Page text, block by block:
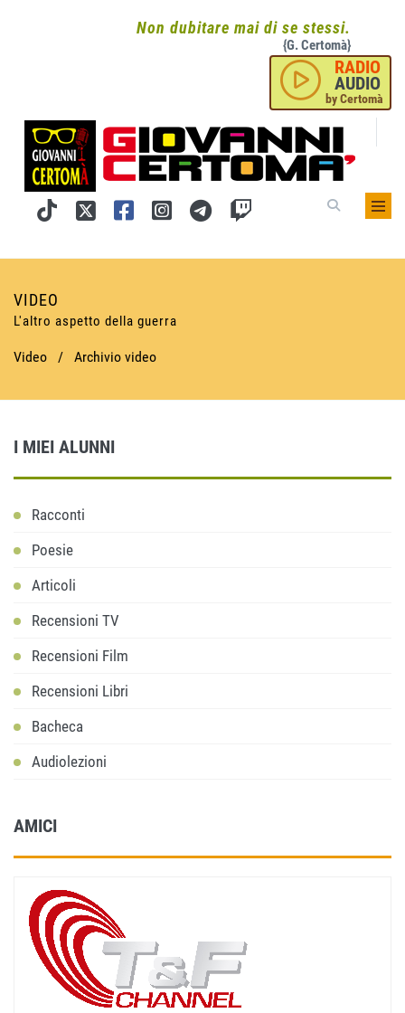
Non dubitare mai di se stessi.
{G. Certomà}
RADIO
AUDIO
by Certomà
VIDEO
L'altro aspetto della guerra
Video / Archivio video
I MIEI ALUNNI
Racconti
Poesie
Articoli
Recensioni TV
Recensioni Film
Recensioni Libri
Bacheca
Audiolezioni
AMICI